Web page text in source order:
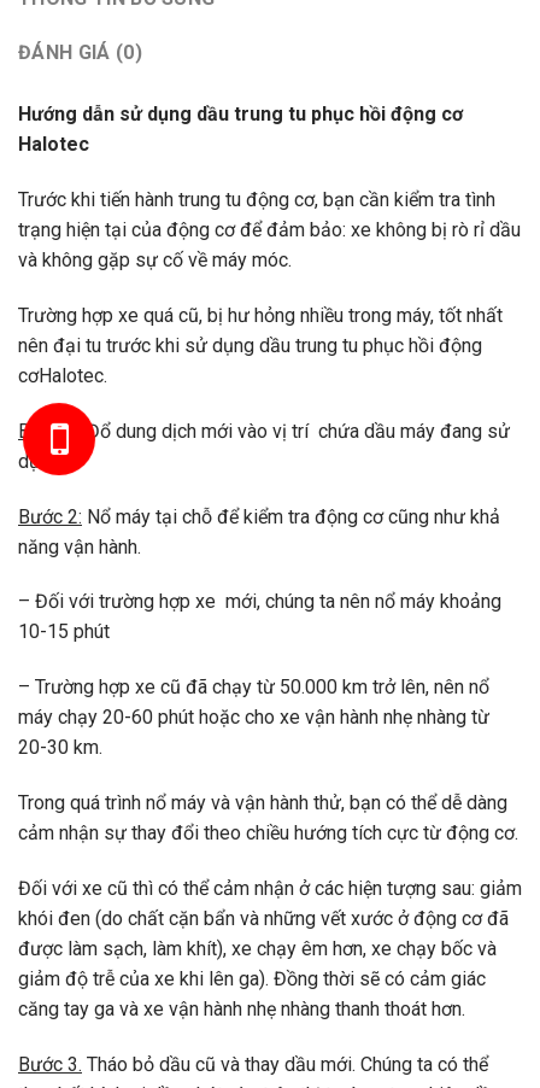
ĐÁNH GIÁ (0)
Hướng dẫn sử dụng dầu trung tu phục hồi động cơ
Halotec
Trước khi tiến hành trung tu động cơ, bạn cần kiểm tra tình
trạng hiện tại của động cơ để đảm bảo: xe không bị rò rỉ dầu
và không gặp sự cố về máy móc.
Trường hợp xe quá cũ, bị hư hỏng nhiều trong máy, tốt nhất
nên đại tu trước khi sử dụng dầu trung tu phục hồi động
cơHalotec.
Bước 1:
Đổ dung dịch mới vào vị trí chứa dầu máy đang sử
dụng
Bước 2: Nổ máy tại chỗ để kiểm tra động cơ cũng như khả
năng vận hành.
– Đối với trường hợp xe mới, chúng ta nên nổ máy khoảng
10-15 phút
– Trường hợp xe cũ đã chạy từ 50.000 km trở lên, nên nổ
máy chạy 20-60 phút hoặc cho xe vận hành nhẹ nhàng từ
20-30 km.
Trong quá trình nổ máy và vận hành thử, bạn có thể dễ dàng
cảm nhận sự thay đổi theo chiều hướng tích cực từ động cơ.
Đối với xe cũ thì có thể cảm nhận ở các hiện tượng sau: giảm
khói đen (do chất cặn bẩn và những vết xước ở động cơ đã
được làm sạch, làm khít), xe chạy êm hơn, xe chạy bốc và
giảm độ trễ của xe khi lên ga). Đồng thời sẽ có cảm giác
căng tay ga và xe vận hành nhẹ nhàng thanh thoát hơn.
Bước 3. Tháo bỏ dầu cũ và thay dầu mới. Chúng ta có thể
HOTLINE: 0914333668